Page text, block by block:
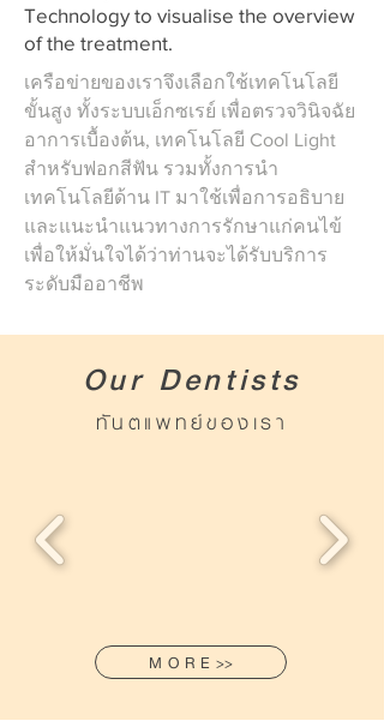
Technology to visualise the overview
of the treatment.
เครือข่ายของเราจึงเลือกใช้เทคโนโลยี
ขั้นสูง ทั้งระบบเอ็กซเรย์ เพื่อตรวจวินิจฉัย
อาการเบื้องต้น, เทคโนโลยี Cool Light
สำหรับฟอกสีฟัน รวมทั้งการนำ
เทคโนโลยีด้าน IT มาใช้เพื่อการอธิบาย
และแนะนำแนวทางการรักษาแก่คนไข้
เพื่อให้มั่นใจได้ว่าท่านจะได้รับบริการ
ระดับมืออาชีพ
Our Dentists
ทันตแพทย์ของเรา
M O R E >>